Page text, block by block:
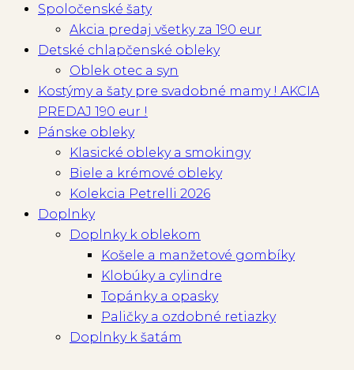
Spoločenské šaty
Akcia predaj všetky za 190 eur
Detské chlapčenské obleky
Oblek otec a syn
Kostýmy a šaty pre svadobné mamy ! AKCIA
PREDAJ 190 eur !
Pánske obleky
Klasické obleky a smokingy
Biele a krémové obleky
Kolekcia Petrelli 2026
Doplnky
Doplnky k oblekom
Košele a manžetové gombíky
Klobúky a cylindre
Topánky a opasky
Paličky a ozdobné retiazky
Doplnky k šatám